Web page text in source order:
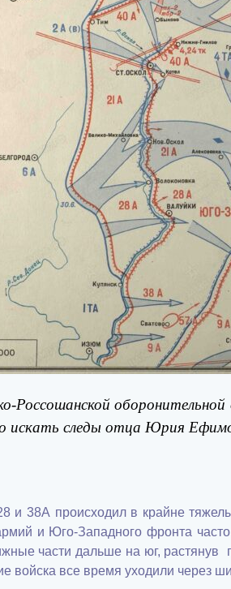
Россошанской
искать следы отца Юрия
и 38А происходил в крайне
и Юго-Западного фронта
части дальше на юг,
войска все время уходили через